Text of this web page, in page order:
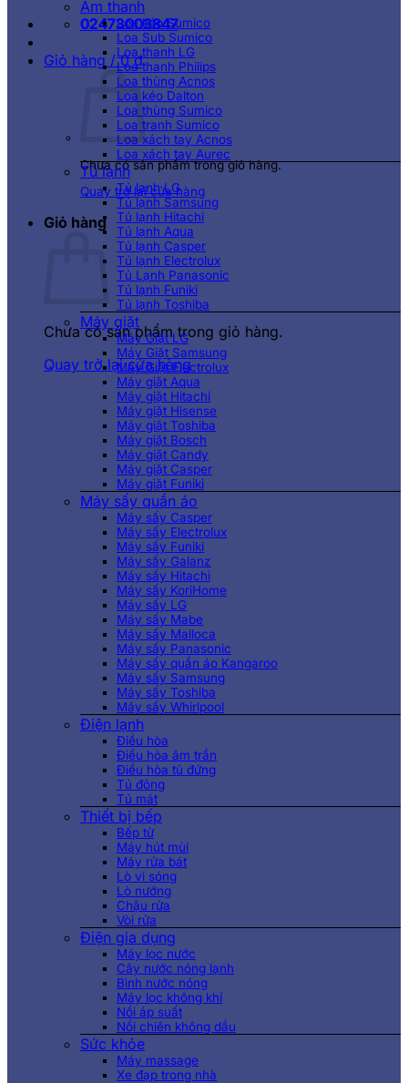
02473003847
Giỏ hàng /0₫
Chưa có sản phẩm trong giỏ hàng.
Quay trở lại cửa hàng
Giỏ hàng
Chưa có sản phẩm trong giỏ hàng.
Quay trở lại cửa hàng
Âm thanh
Loa kéo Sumico
Loa Sub Sumico
Loa thanh LG
Loa thanh Philips
Loa thùng Acnos
Loa kéo Dalton
Loa thùng Sumico
Loa tranh Sumico
Loa xách tay Acnos
Loa xách tay Aurec
Tủ lạnh
Tủ lạnh LG
Tủ lạnh Samsung
Tủ lạnh Hitachi
Tủ lạnh Aqua
Tủ lạnh Casper
Tủ lạnh Electrolux
Tủ Lạnh Panasonic
Tủ lạnh Funiki
Tủ lạnh Toshiba
Máy giặt
Máy Giặt LG
Máy Giặt Samsung
Máy Giặt Electrolux
Máy giặt Aqua
Máy giặt Hitachi
Máy giặt Hisense
Máy giặt Toshiba
Máy giặt Bosch
Máy giặt Candy
Máy giặt Casper
Máy giặt Funiki
Máy sấy quần áo
Máy sấy Casper
Máy sấy Electrolux
Máy sấy Funiki
Máy sấy Galanz
Máy sấy Hitachi
Máy sấy KoriHome
Máy sấy LG
Máy sấy Mabe
Máy sấy Malloca
Máy sấy Panasonic
Máy sấy quần áo Kangaroo
Máy sấy Samsung
Máy sấy Toshiba
Máy sấy Whirlpool
Điện lạnh
Điều hòa
Điều hòa âm trần
Điều hòa tủ đứng
Tủ đông
Tủ mát
Thiết bị bếp
Bếp từ
Máy hút mùi
Máy rửa bát
Lò vi sóng
Lò nướng
Chậu rửa
Vòi rửa
Điện gia dụng
Máy lọc nước
Cây nước nóng lạnh
Bình nước nóng
Máy lọc không khí
Nồi áp suất
Nồi chiên không dầu
Sức khỏe
Máy massage
Xe đạp trong nhà